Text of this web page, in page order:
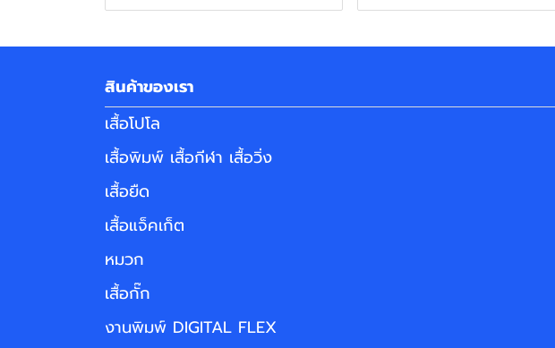
สินค้าของเรา
เสื้อโปโล
เสื้อพิมพ์ เสื้อกีฬา เสื้อวิ่ง
เสื้อยืด
เสื้อแจ็คเก็ต
หมวก
เสื้อกั๊ก
งานพิมพ์ DIGITAL FLEX